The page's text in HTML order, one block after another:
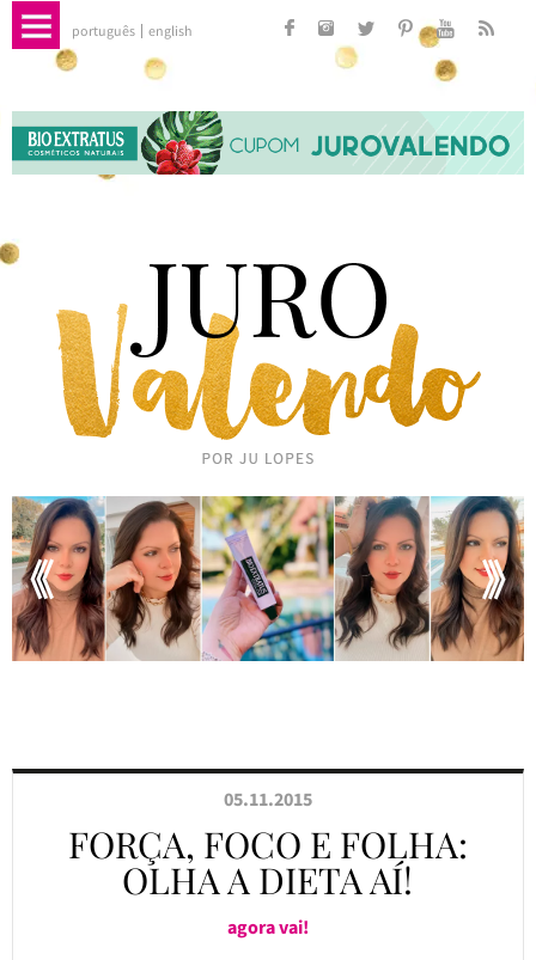
português english
05.11.2015
FORÇA, FOCO E FOLHA:
OLHA A DIETA AÍ!
agora vai!